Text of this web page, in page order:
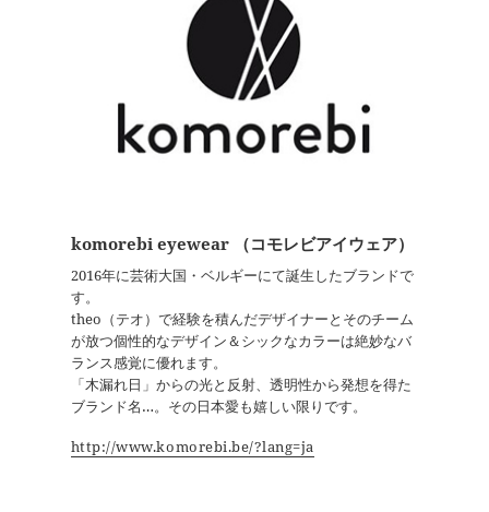
komorebi eyewear （コモレビアイウェア）
2016年に芸術大国・ベルギーにて誕生したブランドで
す。
theo（テオ）で経験を積んだデザイナーとそのチーム
が放つ個性的なデザイン＆シックなカラーは絶妙なバ
ランス感覚に優れます。
「木漏れ日」からの光と反射、透明性から発想を得た
ブランド名…。その日本愛も嬉しい限りです。
http://www.komorebi.be/?lang=ja